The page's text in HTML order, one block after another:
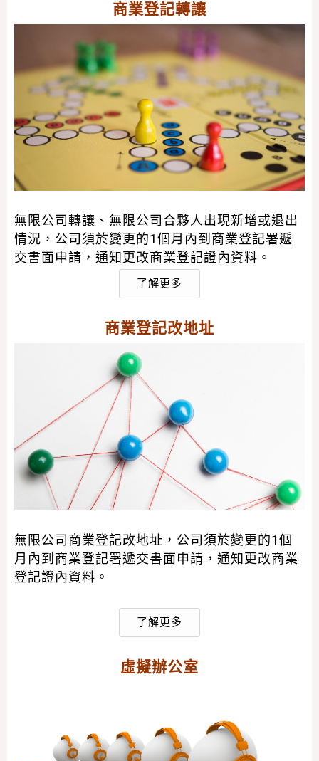
商業登記轉讓
無限公司轉讓、無限公司合夥人出現新增或退出
情況，公司須於變更的1個月內到商業登記署遞
交書面申請，通知更改商業登記證內資料。
了解更多
商業登記改地址
無限公司商業登記改地址，公司須於變更的1個
月內到商業登記署遞交書面申請，通知更改商業
登記證內資料。
了解更多
虛擬辦公室